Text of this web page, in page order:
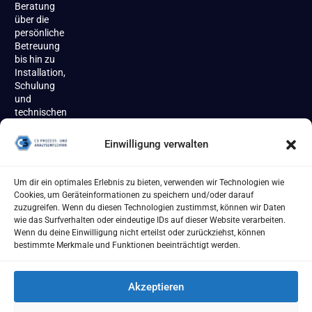
Einwilligung verwalten
Um dir ein optimales Erlebnis zu bieten, verwenden wir Technologien wie
Cookies, um Geräteinformationen zu speichern und/oder darauf
zuzugreifen. Wenn du diesen Technologien zustimmst, können wir Daten
wie das Surfverhalten oder eindeutige IDs auf dieser Website verarbeiten.
Wenn du deine Einwilligung nicht erteilst oder zurückziehst, können
bestimmte Merkmale und Funktionen beeinträchtigt werden.
Akzeptieren
Beratung
über die
persönliche
Betreuung
bis hin zu
Installation,
Schulung
und
technischen
begleiten
wir unsere
und
Kunden
zuverlässig
über den
gesamten
Produktlebenszyklus.